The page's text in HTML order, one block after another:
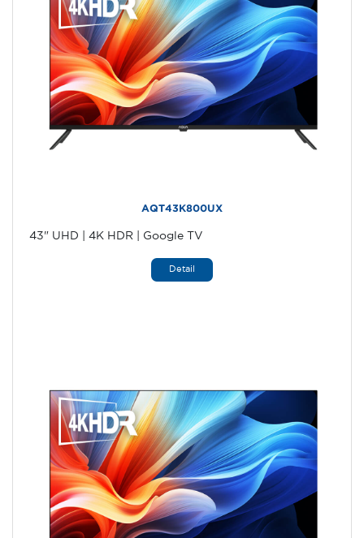
AQT43K800UX
43" UHD | 4K HDR | Google TV
Detail